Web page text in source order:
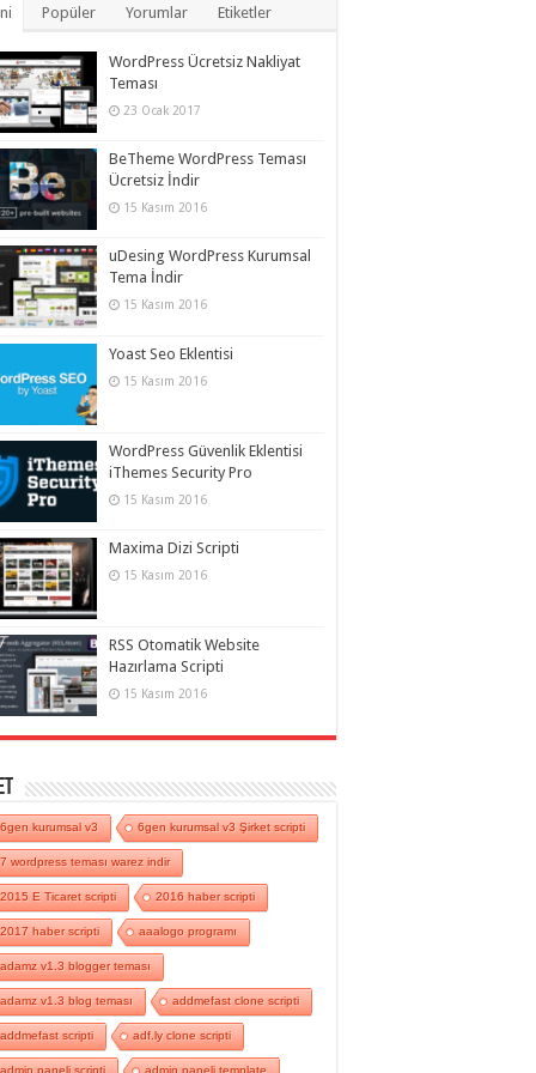
Popüler Yorumlar Etiketler
WordPress Ücretsiz Nakliyat
Teması
23 Ocak 2017
BeTheme WordPress Teması
Ücretsiz İndir
15 Kasım 2016
uDesing WordPress Kurumsal
Tema İndir
15 Kasım 2016
Yoast Seo Eklentisi
15 Kasım 2016
WordPress Güvenlik Eklentisi
iThemes Security Pro
15 Kasım 2016
Maxima Dizi Scripti
15 Kasım 2016
RSS Otomatik Website
Hazırlama Scripti
15 Kasım 2016
6gen kurumsal v3 6gen kurumsal v3 Şirket scripti
7 wordpress teması warez indir
2015 E Ticaret scripti 2016 haber scripti
2017 haber scripti aaalogo programı
adamz v1.3 blogger teması
adamz v1.3 blog teması addmefast clone scripti
addmefast scripti adf.ly clone scripti
admin paneli scripti admin paneli template